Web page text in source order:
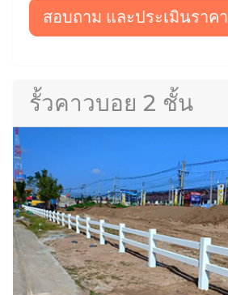
สอบถาม และประเมินราคา
รั้วคาวบอย 2 ชั้น